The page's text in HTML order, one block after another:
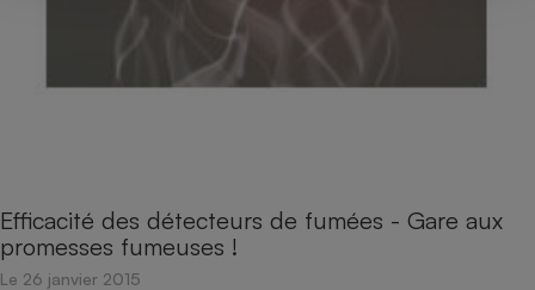
Efficacité des détecteurs de fumées - Gare aux
promesses fumeuses !
Le 26 janvier 2015